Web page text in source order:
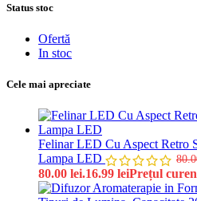
Status stoc
Ofertă
In stoc
Cele mai apreciate
Felinar LED Cu Aspect Retro
Lampa LED
80.00 lei.16.99 leiPrețul